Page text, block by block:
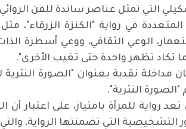
التي تمثل عناصر ساندة للفن
في رواية "الكنزة الزرقاء"،
الوعي الثقافي، ووعي أسطرة
تكاد تظهر واحدة حتى تغيب الأخرى".
نقدية بعنوان "الصورة النثرية
النثرية".
تعد رواية للمرأة بامتياز، على
التشخيصية التي تضمنتها الرواية،